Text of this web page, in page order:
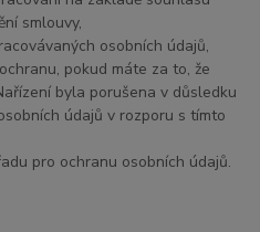
smlouvy,
osobních údajů,
pokud máte za to, že
byla porušena v důsledku
údajů v rozporu s tímto
pro ochranu osobních údajů.